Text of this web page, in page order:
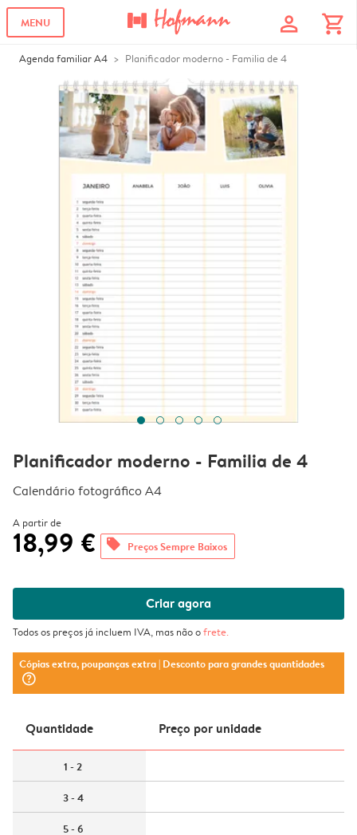
MENU profile shopping_cart
Agenda familiar A4 Planificador moderno - Familia de 4
Planificador moderno - Familia de 4
Calendário fotográfico A4
A partir de
18,99 € offers Preços Sempre Baixos
Criar agora
Todos os preços já incluem IVA, mas não ofrete.
Cópias extra, poupanças extra| Desconto para grandes quantidades
question_mark_circle
Quantidade Preço por unidade
1 - 2
3 - 4
5 - 6